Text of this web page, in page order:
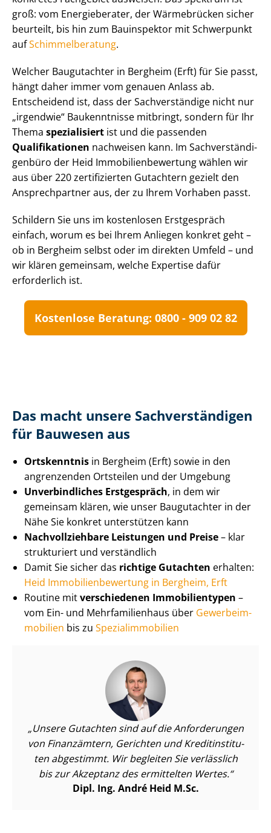
groß: vom Energieberater, der Wärmebrücken sicher
beurteilt, bis hin zum Bauinspektor mit Schwerpunkt
aufSchim­mel­be­ra­tung.
Welcher Baugutachter in Bergheim (Erft) für Sie passt,
hängt daher immer vom genauen Anlass ab.
Entscheidend ist, dass der Sachverständige nicht nur
„irgendwie“ Baukenntnisse mitbringt, sondern für Ihr
Thema spezialisiert ist und die passenden
Qualifikationen nachweisen kann. Im Sach­ver­stän­di­
gen­bü­ro der Heid Im­mo­bi­li­en­be­wer­tung wählen wir
aus über 220 zertifizierten Gutachtern gezielt den
Ansprechpartner aus, der zu Ihrem Vorhaben passt.
Schildern Sie uns im kostenlosen Erstgespräch
einfach, worum es bei Ihrem Anliegen konkret geht –
ob in Bergheim selbst oder im direkten Umfeld – und
wir klären gemeinsam, welche Expertise dafür
erforderlich ist.
Kostenlose Beratung: 0800 - 909 02 82
Das macht unsere Sach­ver­stän­di­gen
für Bauwesen aus
Ortskenntnis in Bergheim (Erft) sowie in den
angrenzenden Ortsteilen und der Umgebung
Unverbindliches Erstgespräch, in dem wir
gemeinsam klären, wie unser Baugutachter in der
Nähe Sie konkret unterstützen kann
Nach­voll­zieh­ba­re Leistungen und Preise– klar
strukturiert und verständlich
Damit Sie sicher das richtige Gutachten erhalten:
Heid Im­mo­bi­li­en­be­wer­tung in Bergheim, Erft
Routine mitverschiedenen Immobilientypen –
vom Ein- und Mehr­fa­mi­li­en­haus über Ge­wer­be­im­
mo­bi­li­en bis zu Spe­zi­al­im­mo­bi­li­en
Unsere Gutachten sind auf die Anforderungen
von Finanzämtern, Gerichten und Kre­dit­in­sti­tu­
ten abgestimmt. Wir begleiten Sie verlässlich
bis zur Akzeptanz des ermittelten Wertes.
Dipl. Ing. André Heid M.Sc.